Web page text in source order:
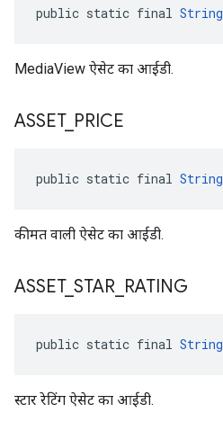
public static final String
MediaView ऐसेट का आईडी.
ASSET_ PRICE
public static final String
कीमत वाली ऐसेट का आईडी.
ASSET_ STAR RATING
public static final String
स्टार रेटिंग ऐसेट का आईडी.